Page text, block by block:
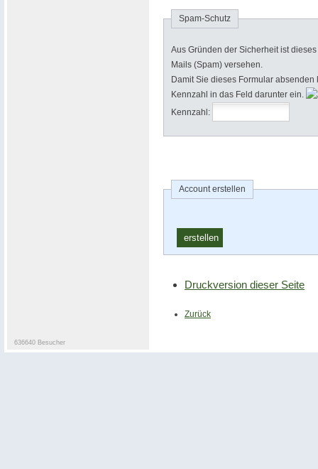
Spam-Schutz
Aus Gründen der Sicherheit ist
Mails (Spam) versehen.
Damit Sie dieses Formular
Kennzahl in das Feld darunter ein.
Kennzahl:
Account erstellen
Druckversion dieser Seite
Zurück
636640 Besucher